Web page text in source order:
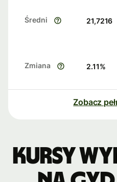
Średni 21,7216
Zmiana 2.11%
Zobacz
Kursy